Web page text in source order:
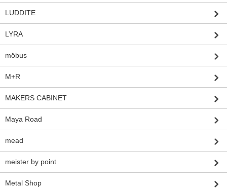
LUDDITE
LYRA
möbus
M+R
MAKERS CABINET
Maya Road
mead
meister by point
Metal Shop